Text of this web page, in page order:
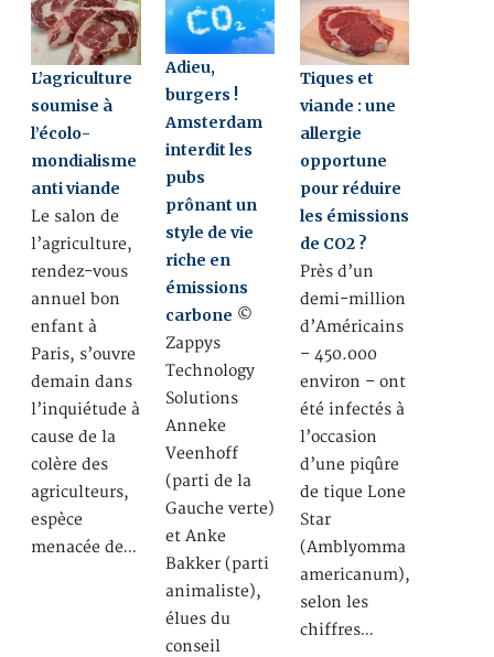
L’agriculture
soumise à
l’écolo-
mondialisme
anti viande
Le salon de
l’agriculture,
rendez-vous
annuel bon
enfant à
Paris, s’ouvre
demain dans
l’inquiétude à
cause de la
colère des
agriculteurs,
espèce
menacée de…
Adieu,
burgers !
Amsterdam
interdit les
pubs
prônant un
style de vie
riche en
émissions
carbone ©
Zappys
Technology
Solutions
Anneke
Veenhoff
(parti de la
Gauche verte)
et Anke
Bakker (parti
animaliste),
élues du
conseil
Tiques et
viande : une
allergie
opportune
pour réduire
les émissions
de CO2 ?
Près d’un
demi-million
d’Américains
– 450.000
environ – ont
été infectés à
l’occasion
d’une piqûre
de tique Lone
Star
(Amblyomma
americanum),
selon les
chiffres…